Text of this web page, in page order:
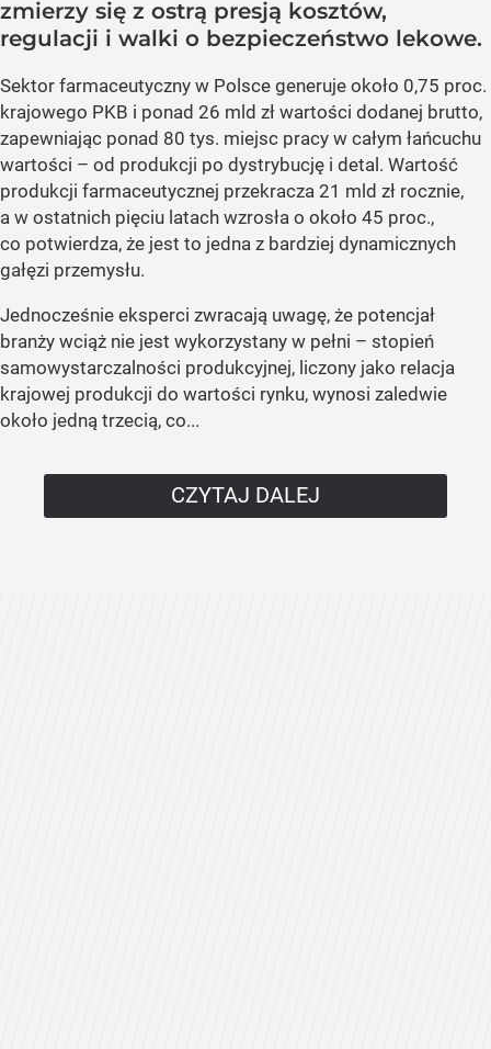
zmierzy się z ostrą presją kosztów,
regulacji i walki o bezpieczeństwo lekowe.
Sektor farmaceutyczny w Polsce generuje około 0,75 proc.
krajowego PKB i ponad 26 mld zł wartości dodanej brutto,
zapewniając ponad 80 tys. miejsc pracy w całym łańcuchu
wartości – od produkcji po dystrybucję i detal. Wartość
produkcji farmaceutycznej przekracza 21 mld zł rocznie,
a w ostatnich pięciu latach wzrosła o około 45 proc.,
co potwierdza, że jest to jedna z bardziej dynamicznych
gałęzi przemysłu.
Jednocześnie eksperci zwracają uwagę, że potencjał
branży wciąż nie jest wykorzystany w pełni – stopień
samowystarczalności produkcyjnej, liczony jako relacja
krajowej produkcji do wartości rynku, wynosi zaledwie
około jedną trzecią, co...
CZYTAJ DALEJ